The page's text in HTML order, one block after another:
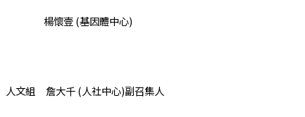
楊懷壹 (基因體中心)
人文組 詹大千 (人社中心)副召集人